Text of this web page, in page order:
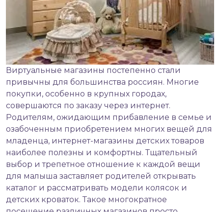
Виртуальные магазины постепенно стали
привычны для большинства россиян. Многие
покупки, особенно в крупных городах,
совершаются по заказу через интернет.
Родителям, ожидающим прибавление в семье и
озабоченным приобретением многих вещей для
младенца, интернет-магазины детских товаров
наиболее полезны и комфортны. Тщательный
выбор и трепетное отношение к каждой вещи
для малыша заставляет родителей открывать
каталог и рассматривать модели колясок и
детских кроваток. Такое многократное